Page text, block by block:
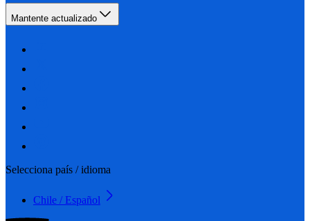
Mantente actualizado
Selecciona país / idioma
Chile / Español